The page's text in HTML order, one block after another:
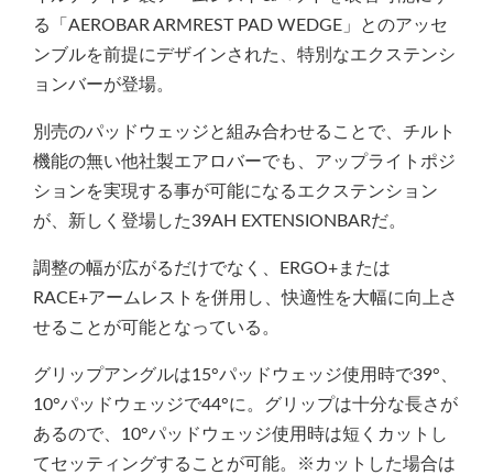
る「AEROBAR ARMREST PAD WEDGE」とのアッセ
ンブルを前提にデザインされた、特別なエクステンシ
ョンバーが登場。
別売のパッドウェッジと組み合わせることで、チルト
機能の無い他社製エアロバーでも、アップライトポジ
ションを実現する事が可能になるエクステンション
が、新しく登場した39AH EXTENSIONBARだ。
調整の幅が広がるだけでなく、ERGO+または
RACE+アームレストを併用し、快適性を大幅に向上さ
せることが可能となっている。
グリップアングルは15°パッドウェッジ使用時で39°、
10°パッドウェッジで44°に。グリップは十分な長さが
あるので、10°パッドウェッジ使用時は短くカットし
てセッティングすることが可能。※カットした場合は